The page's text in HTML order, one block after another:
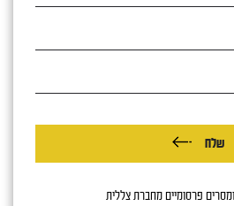
שלח
פרסומיים מחברת צללית